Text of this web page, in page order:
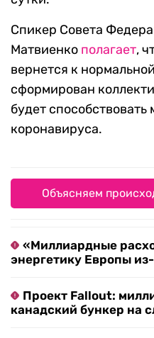
Спикер Совета
Матвиенко полагает,
вернется к
сформирован
будет
коронавируса.
Объясняем
«Миллиардные
энергетику Европы
Проект Fallout:
канадский бункер на